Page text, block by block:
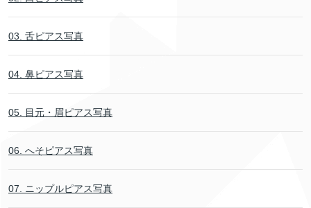
03. 舌ピアス写真
04. 鼻ピアス写真
05. 目元・眉ピアス写真
06. へそピアス写真
07. ニップルピアス写真